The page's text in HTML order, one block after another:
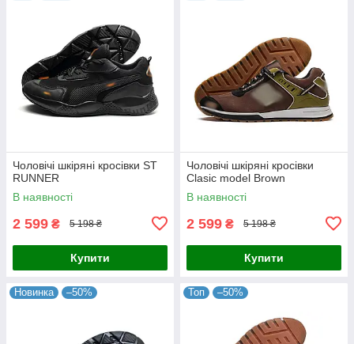
Чоловічі шкіряні кросівки ST
RUNNER
В наявності
2 599 ₴ 5 198 ₴
Купити
Чоловічі шкіряні кросівки
Clasic model Brown
В наявності
2 599 ₴ 5 198 ₴
Купити
Новинка –50% Топ –50%